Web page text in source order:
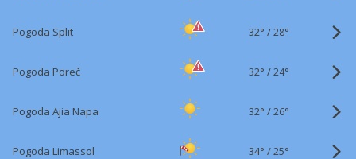
Pogoda Split 32° /28°
Pogoda Poreč 32° /24°
Pogoda Ajia Napa 32° /26°
Pogoda Limassol 34° /25°